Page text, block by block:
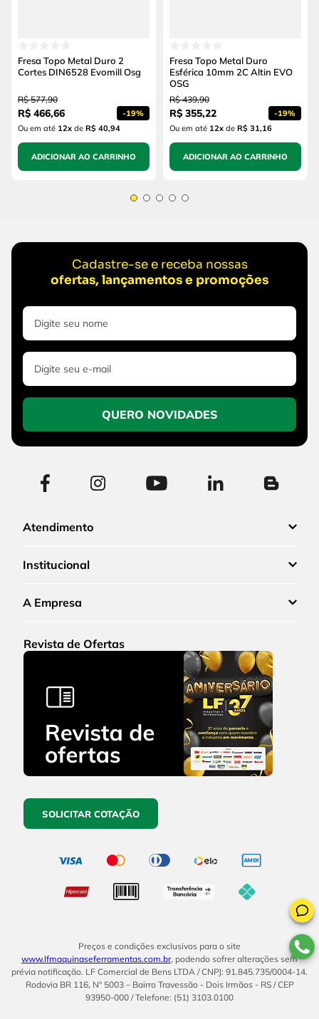
Fresa Topo Metal Duro 2
Cortes DIN6528 Evomill Osg
R$ 577,90
R$ 466,66 -19%
Ou em até 12x de R$ 40,94
ADICIONAR AO CARRINHO
Fresa Topo Metal Duro
Esférica 10mm 2C Altin EVO
OSG
R$ 439,90
R$ 355,22 -19%
Ou em até 12x de R$ 31,16
ADICIONAR AO CARRINHO
Cadastre-se e receba nossas
ofertas, lançamentos e promoções
QUERO NOVIDADES
Atendimento
Institucional
A Empresa
Revista de Ofertas
SOLICITAR COTAÇÃO
Preços e condições exclusivos para o site
www.lfmaquinaseferramentas.com.br, podendo sofrer alterações sem
prévia notificação. LF Comercial de Bens LTDA / CNPJ: 91.845.735/0004-14.
Rodovia BR 116, Nº 5003 – Bairro Travessão - Dois Irmãos - RS / CEP
93950-000 / Telefone: (51) 3103.0100